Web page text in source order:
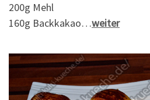
200g Mehl
160g Backkakao…weiter